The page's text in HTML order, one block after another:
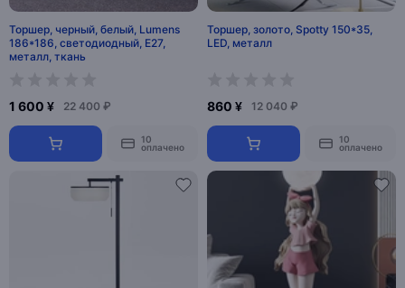
Торшер, черный, белый, Lumens
186*186, светодиодный, E27,
металл, ткань
1 600 ¥ 22 400 ₽
10
оплачено
Торшер, золото, Spotty 150*35,
LED, металл
860 ¥ 12 040 ₽
10
оплачено